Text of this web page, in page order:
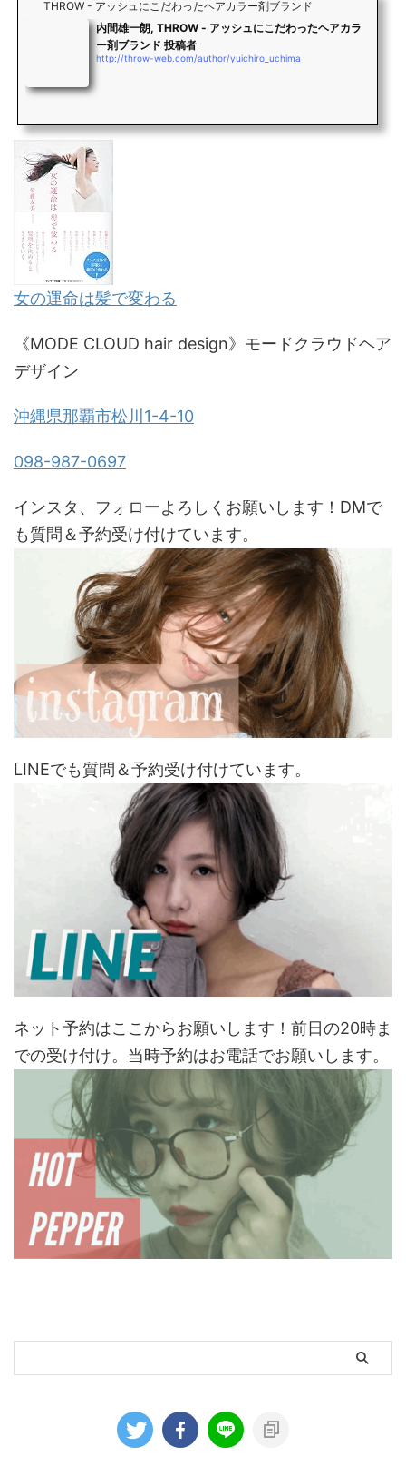
THROW - アッシュにこだわったヘアカラー剤ブランド
内間雄一朗, THROW - アッシュにこだわったヘアカラ
ー剤ブランド 投稿者
http://throw-web.com/author/yuichiro_uchima
女の運命は髪で変わる
《MODE CLOUD hair design》モードクラウドヘア
デザイン
沖縄県那覇市松川1-4-10
098-987-0697
インスタ、フォローよろしくお願いします！DMで
も質問＆予約受け付けています。
LINEでも質問＆予約受け付けています。
ネット予約はここからお願いします！前日の20時ま
での受け付け。当時予約はお電話でお願いします。